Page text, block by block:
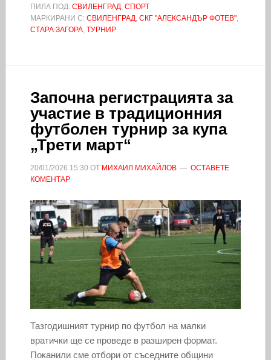
ПИЛА ПОД: СВИЛЕНГРАД, СПОРТ
МАРКИРАНИ С: СВИЛЕНГРАД, СКГ "АЛЕКСАНДЪР ФОТЕВ",
СТАРА ЗАГОРА, ТУРНИР
Започна регистрацията за
участие в традиционния
футболен турнир за купа
„Трети март“
20/01/2026 15:30 ОТ МИХАИЛ МИХАЙЛОВ
ОСТАВЕТЕ
КОМЕНТАР
Тазгодишният турнир по футбол на малки
вратички ще се проведе в разширен формат.
Поканили сме отбори от съседните общини